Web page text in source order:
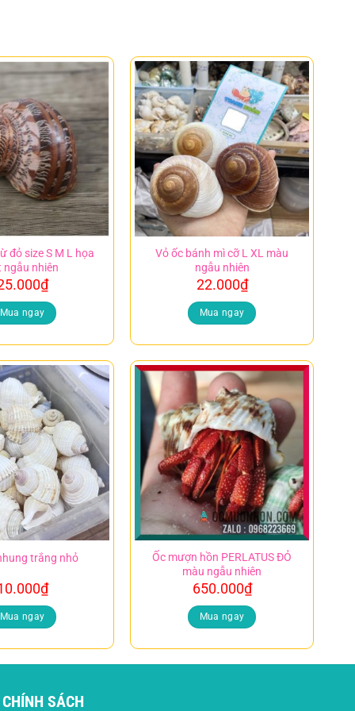
đỏ size S M L họa
ngẫu nhiên
₫
Mua ngay
Vỏ ốc bánh mì cỡ L XL màu
ngẫu nhiên
22.000₫
Mua ngay
trắng nhỏ
₫
Mua ngay
Ốc mượn hồn PERLATUS ĐỎ
màu ngẫu nhiên
650.000₫
Mua ngay
CHÍNH SÁCH